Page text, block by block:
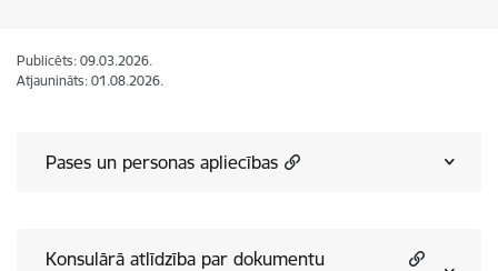
Publicēts: 09.03.2026.
Atjaunināts: 01.08.2026.
Pases un personas apliecības
Konsulārā atlīdzība par dokumentu